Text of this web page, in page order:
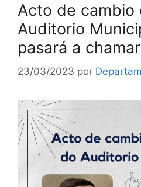
Acto de cambio
Auditorio
pasará a
23/03/2023 por